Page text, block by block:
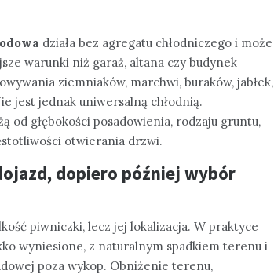
działa bez agregatu chłodniczego i może
warunki niż garaż, altana czy budynek
ziemniaków, marchwi, buraków, jabłek,
jest jednak uniwersalną chłodnią.
od głębokości posadowienia, rodzaju gruntu,
otwierania drzwi.
dopiero później wybór
piwniczki, lecz jej lokalizacja. W praktyce
wyniesione, z naturalnym spadkiem terenu i
poza wykop. Obniżenie terenu,